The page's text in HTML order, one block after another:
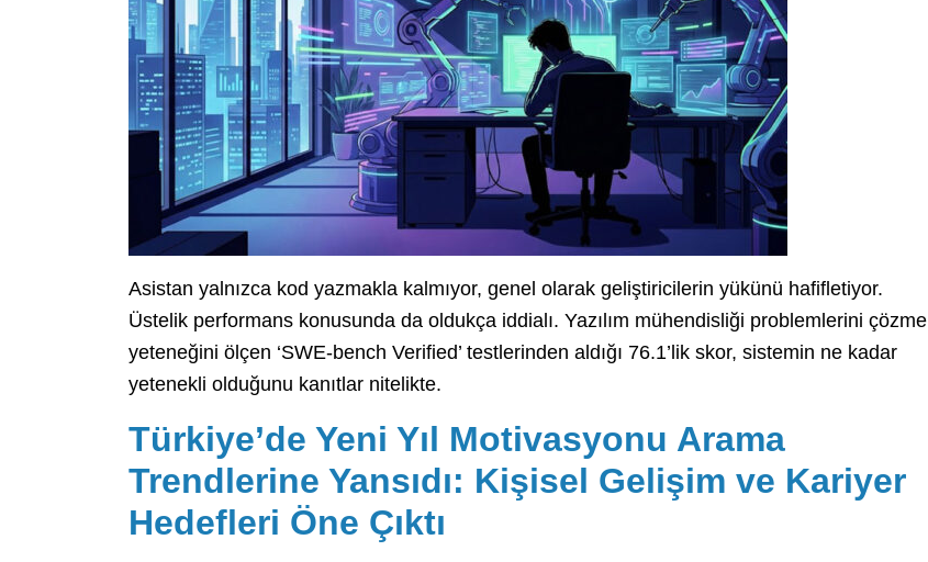
Asistan yalnızca kod yazmakla kalmıyor, genel olarak geliştiricilerin yükünü hafifletiyor.
Üstelik performans konusunda da oldukça iddialı. Yazılım mühendisliği problemlerini çözme
yeteneğini ölçen ‘SWE-bench Verified’ testlerinden aldığı 76.1’lik skor, sistemin ne kadar
yetenekli olduğunu kanıtlar nitelikte.
Türkiye’de Yeni Yıl Motivasyonu Arama
Trendlerine Yansıdı: Kişisel Gelişim ve Kariyer
Hedefleri Öne Çıktı